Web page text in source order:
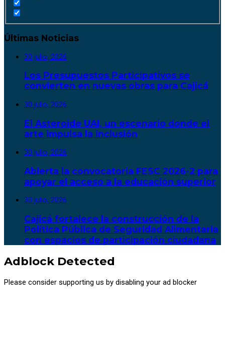
Últimas Noticias
30 julio, 2026
Los Presupuestos Participativos se
convierten en nuevas obras para Cajicá
30 julio, 2026
El Asteroide UAI, un escenario donde el
arte impulsa la inclusión
30 julio, 2026
Abierta la convocatoria FESC 2026-2 para
apoyar el acceso a la educación superior
30 julio, 2026
Cajicá fortalece la construcción de la
Política Pública de Seguridad Alimentaria
con espacios de participación ciudadana
Adblock Detected
Please consider supporting us by disabling your ad blocker